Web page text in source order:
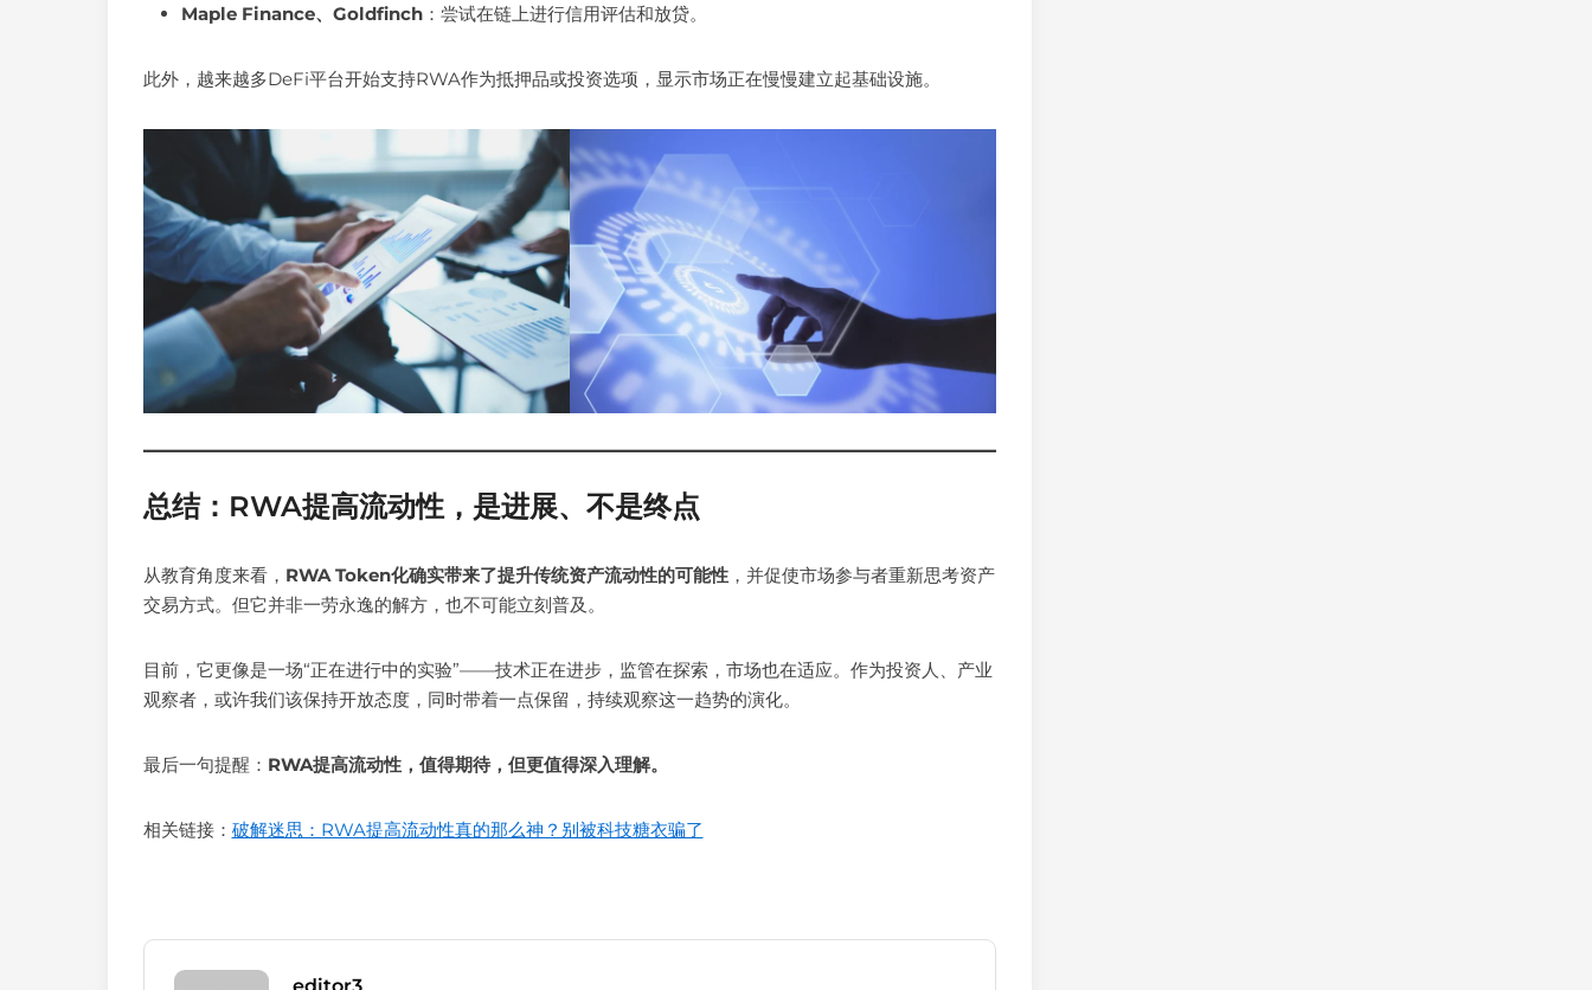
Maple Finance、Goldfinch：尝试在链上进行信用评估和放贷。
此外，越来越多DeFi平台开始支持RWA作为抵押品或投资选项，显示市场正在慢慢建立起基础设施。
总结：RWA提高流动性，是进展、不是终点
从教育角度来看， RWA Token化确实带来了提升传统资产流动性的可能性，并促使市场参与者重新思考资产
交易方式。但它并非一劳永逸的解方，也不可能立刻普及。
目前，它更像是一场“正在进行中的实验”——技术正在进步，监管在探索，市场也在适应。作为投资人、产业
观察者，或许我们该保持开放态度，同时带着一点保留，持续观察这一趋势的演化。
最后一句提醒： RWA提高流动性，值得期待，但更值得深入理解。
相关链接： 破解迷思：RWA提高流动性真的那么神？别被科技糖衣骗了
editor3